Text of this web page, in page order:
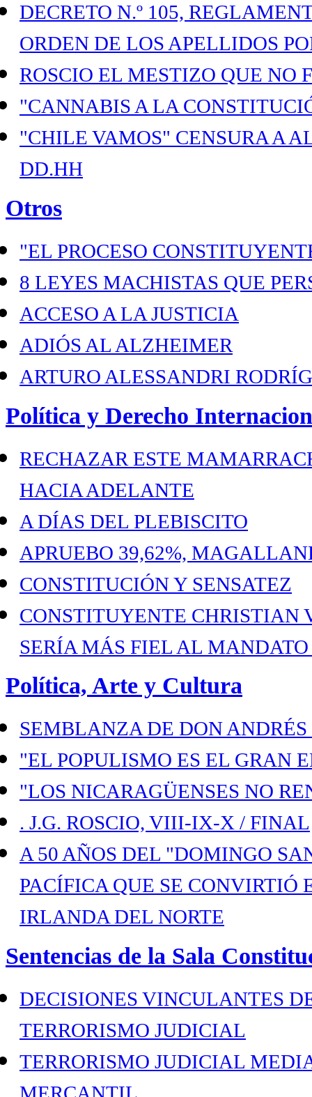
DECRETO N.º 105,
ORDEN DE LOS APELLIDOS
ROSCIO EL MESTIZO QUE NO
"CANNABIS A LA
"CHILE VAMOS" CENSURA A
DD.HH
Otros
"EL PROCESO
8 LEYES MACHISTAS QUE
ACCESO A LA JUSTICIA
ADIÓS AL ALZHEIMER
ARTURO ALESSANDRI
Política y Derecho
RECHAZAR ESTE
HACIA ADELANTE
A DÍAS DEL PLEBISCITO
APRUEBO 39,62%,
CONSTITUCIÓN Y SENSATEZ
CONSTITUYENTE CHRISTIAN
SERÍA MÁS FIEL AL
Política, Arte y Cultura
SEMBLANZA DE DON
"EL POPULISMO ES EL GRAN
"LOS NICARAGÜENSES NO
. J.G. ROSCIO, VIII-IX-X / FINAL
A 50 AÑOS DEL "DOMINGO
PACÍFICA QUE SE
IRLANDA DEL NORTE
Sentencias de la Sala
DECISIONES VINCULANTES
TERRORISMO JUDICIAL
TERRORISMO JUDICIAL